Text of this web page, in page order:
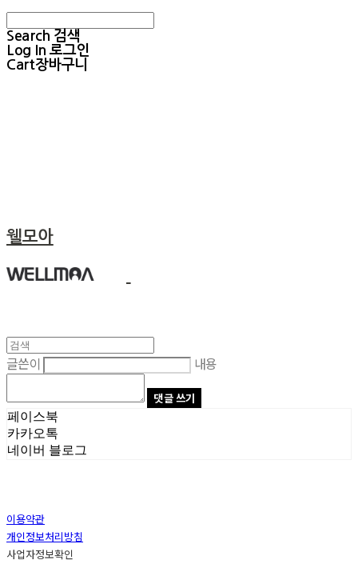
Search 검색
Log In 로그인
Cart장바구니
웰모아
글쓴이 내용
댓글 쓰기
페이스북
카카오톡
네이버 블로그
이용약관
개인정보처리방침
사업자정보확인